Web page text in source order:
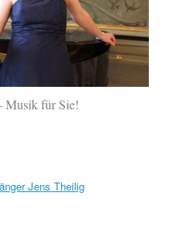
Musik für Sie!